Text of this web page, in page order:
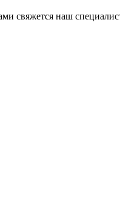
свяжется наш
25% картой любого